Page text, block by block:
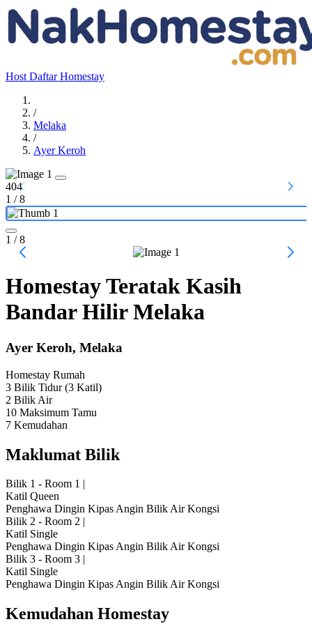
Host Daftar Homestay
/
Melaka
/
Ayer Keroh
404
1 /8
1 / 8
Homestay Teratak Kasih
Bandar Hilir Melaka
Ayer Keroh, Melaka
Homestay Rumah
3 Bilik Tidur(3 Katil)
2 Bilik Air
10 Maksimum Tamu
7 Kemudahan
Maklumat Bilik
Bilik 1 - Room 1 |
Katil Queen
Penghawa Dingin Kipas Angin Bilik Air Kongsi
Bilik 2 - Room 2 |
Katil Single
Penghawa Dingin Kipas Angin Bilik Air Kongsi
Bilik 3 - Room 3 |
Katil Single
Penghawa Dingin Kipas Angin Bilik Air Kongsi
Kemudahan Homestay